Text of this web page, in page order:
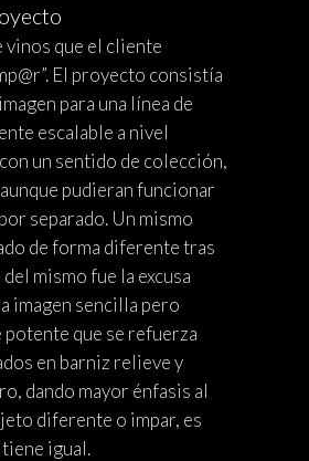
vinos que el cliente
El proyecto consistía
para una línea de
escalable a nivel
un sentido de colección,
pudieran funcionar
separado. Un mismo
de forma diferente tras
mismo fue la excusa
imagen sencilla pero
potente que se refuerza
en barniz relieve y
dando mayor énfasis al
diferente o impar, es
igual.